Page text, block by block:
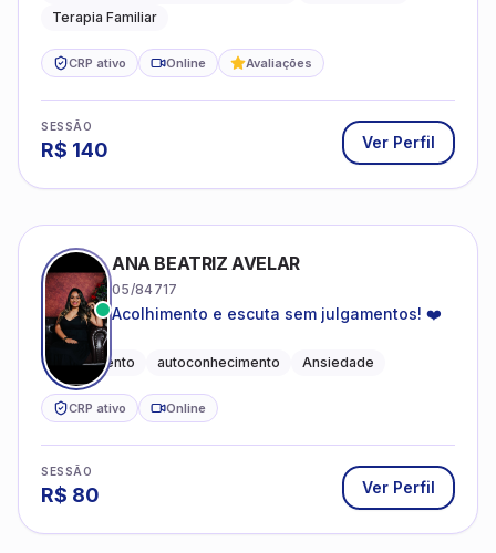
Terapia Familiar
CRP ativo Online Avaliações
SESSÃO
R$ 140 Ver Perfil
ANA BEATRIZ AVELAR
05/84717
Acolhimento e escuta sem julgamentos! ❤️
Acolhimento autoconhecimento Ansiedade
CRP ativo Online
SESSÃO
R$ 80 Ver Perfil